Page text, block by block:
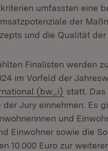
umfassten eine
der
und die Qualität der
Finalisten werden
im Vorfeld der
(bw_i) (Öffnet in
statt.
Jury einnehmen. Es
und
Einwohner sowie die
10.000 Euro zur